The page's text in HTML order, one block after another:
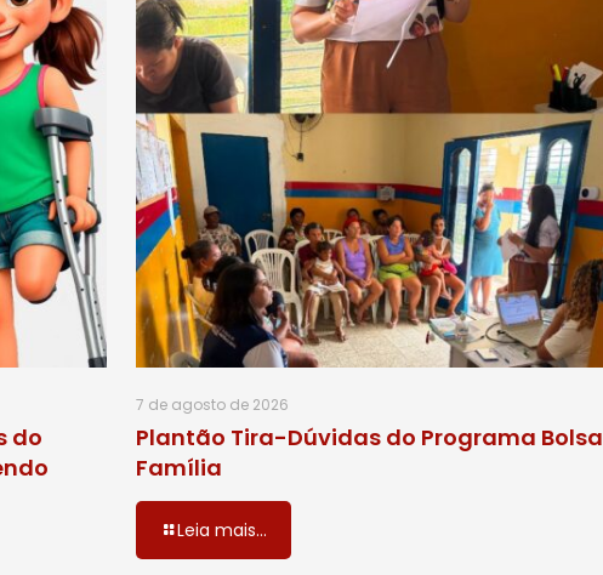
do
7 de agosto de 2026
Plantão Tira-Dúvidas do Programa Bolsa
Família
Leia mais...